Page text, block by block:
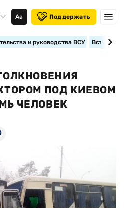
Аа Поддержать
и руководства ВСУ
ПОД КИЕВОМ
ЧЕЛОВЕК